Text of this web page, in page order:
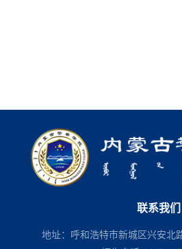
联系我们
地址：呼和浩特市新城区兴安北